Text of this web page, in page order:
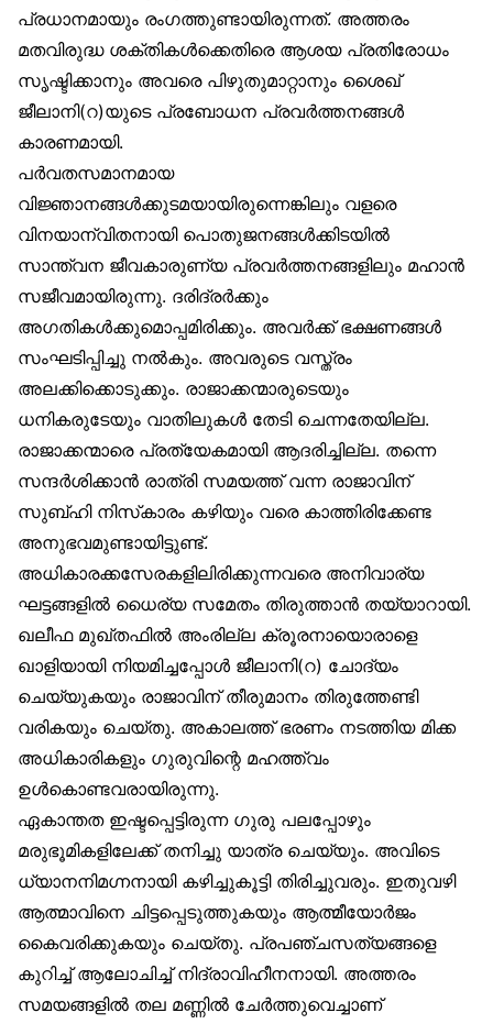
പ്രധാനമായും രംഗത്തുണ്ടായിരുന്നത്. അത്തരം
മതവിരുദ്ധ ശക്തികൾക്കെതിരെ ആശയ പ്രതിരോധം
സൃഷ്ടിക്കാനും അവരെ പിഴുതുമാറ്റാനും ശൈഖ്
ജീലാനി(റ)യുടെ പ്രബോധന പ്രവർത്തനങ്ങൾ
കാരണമായി.
പർവതസമാനമായ
വിജ്ഞാനങ്ങൾക്കുടമയായിരുന്നെങ്കിലും വളരെ
വിനയാന്വിതനായി പൊതുജനങ്ങൾക്കിടയിൽ
സാന്ത്വന ജീവകാരുണ്യ പ്രവർത്തനങ്ങളിലും മഹാൻ
സജീവമായിരുന്നു. ദരിദ്രർക്കും
അഗതികൾക്കുമൊപ്പമിരിക്കും. അവർക്ക് ഭക്ഷണങ്ങൾ
സംഘടിപ്പിച്ചു നൽകും. അവരുടെ വസ്ത്രം
അലക്കിക്കൊടുക്കും. രാജാക്കന്മാരുടെയും
ധനികരുടേയും വാതിലുകൾ തേടി ചെന്നതേയില്ല.
രാജാക്കന്മാരെ പ്രത്യേകമായി ആദരിച്ചില്ല. തന്നെ
സന്ദർശിക്കാൻ രാത്രി സമയത്ത് വന്ന രാജാവിന്
സുബ്ഹി നിസ്‌കാരം കഴിയും വരെ കാത്തിരിക്കേണ്ട
അനുഭവമുണ്ടായിട്ടുണ്ട്.
അധികാരക്കസേരകളിലിരിക്കുന്നവരെ അനിവാര്യ
ഘട്ടങ്ങളിൽ ധൈര്യ സമേതം തിരുത്താൻ തയ്യാറായി.
ഖലീഫ മുഖ്തഫിൽ അംരില്ല ക്രൂരനായൊരാളെ
ഖാളിയായി നിയമിച്ചപ്പോൾ ജീലാനി(റ) ചോദ്യം
ചെയ്യുകയും രാജാവിന് തീരുമാനം തിരുത്തേണ്ടി
വരികയും ചെയ്തു. അകാലത്ത് ഭരണം നടത്തിയ മിക്ക
അധികാരികളും ഗുരുവിന്റെ മഹത്ത്വം
ഉൾകൊണ്ടവരായിരുന്നു.
ഏകാന്തത ഇഷ്ടപ്പെട്ടിരുന്ന ഗുരു പലപ്പോഴും
മരുഭൂമികളിലേക്ക് തനിച്ചു യാത്ര ചെയ്യും. അവിടെ
ധ്യാനനിമഗ്നനായി കഴിച്ചുകൂട്ടി തിരിച്ചുവരും. ഇതുവഴി
ആത്മാവിനെ ചിട്ടപ്പെടുത്തുകയും ആത്മീയോർജം
കൈവരിക്കുകയും ചെയ്തു. പ്രപഞ്ചസത്യങ്ങളെ
കുറിച്ച് ആലോചിച്ച് നിദ്രാവിഹീനനായി. അത്തരം
സമയങ്ങളിൽ തല മണ്ണിൽ ചേർത്തുവെച്ചാണ്